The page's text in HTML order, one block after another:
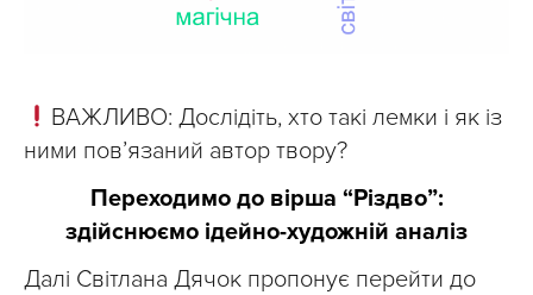
ВАЖЛИВО: Дослідіть, хто такі лемки і як із
ними пов’язаний автор твору?
Переходимо до вірша “Різдво”:
здійснюємо ідейно-художній аналіз
Далі Світлана Дячок пропонує перейти до